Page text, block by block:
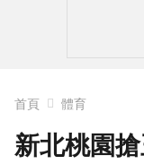
首頁 體育
新北桃園